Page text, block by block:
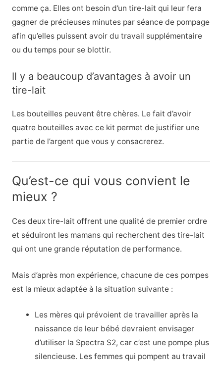
comme ça. Elles ont besoin d’un tire-lait qui leur fera
gagner de précieuses minutes par séance de pompage
afin qu’elles puissent avoir du travail supplémentaire
ou du temps pour se blottir.
Il y a beaucoup d’avantages à avoir un
tire-lait
Les bouteilles peuvent être chères. Le fait d’avoir
quatre bouteilles avec ce kit permet de justifier une
partie de l’argent que vous y consacrerez.
Qu’est-ce qui vous convient le
mieux ?
Ces deux tire-lait offrent une qualité de premier ordre
et séduiront les mamans qui recherchent des tire-lait
qui ont une grande réputation de performance.
Mais d’après mon expérience, chacune de ces pompes
est la mieux adaptée à la situation suivante :
Les mères qui prévoient de travailler après la
naissance de leur bébé devraient envisager
d’utiliser la Spectra S2, car c’est une pompe plus
silencieuse. Les femmes qui pompent au travail